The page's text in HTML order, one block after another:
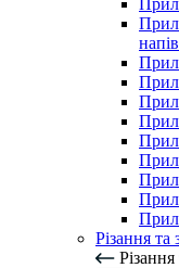
Різання